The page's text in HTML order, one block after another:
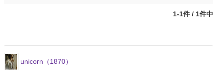
1-1件 / 1件中
unicorn（1870）